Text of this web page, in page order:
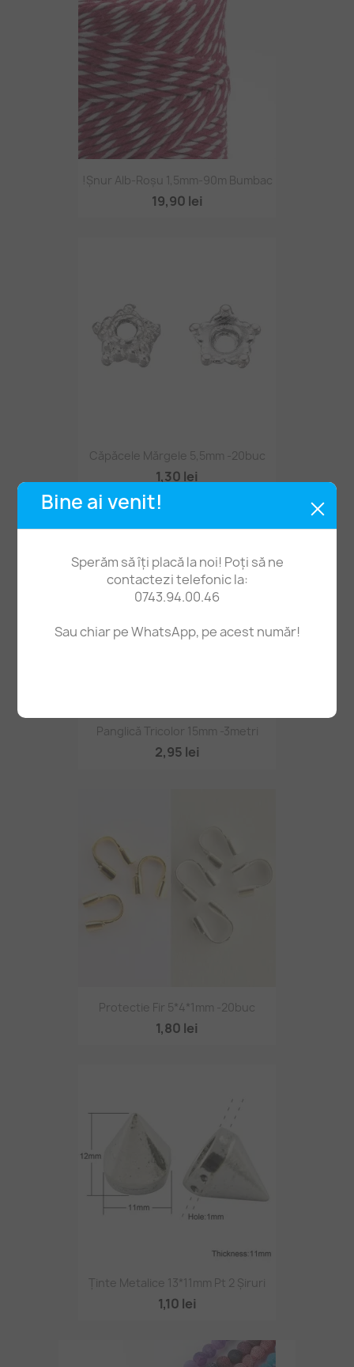
Bine ai venit!
Sperăm să îți placă la noi! Poți să ne
contactezi telefonic la:
0743.94.00.46
Sau chiar pe WhatsApp, pe acest număr!
!Șnur Alb-Roșu 1,5mm-90m Bumbac
19,90 lei
Căpăcele Mărgele 5,5mm -20buc
1,30 lei
Panglică Tricolor 15mm -3metri
2,95 lei
Protectie Fir 5*4*1mm -20buc
1,80 lei
Ținte Metalice 13*11mm Pt 2 Șiruri
1,10 lei